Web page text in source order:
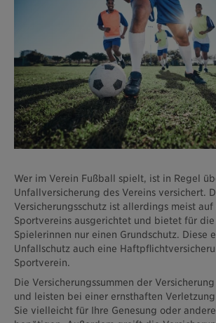
Wer im Verein Fußball spielt, ist in Regel
Unfallversicherung des Vereins versichert.
Versicherungsschutz ist allerdings meist auf
Sportvereins ausgerichtet und bietet für
Spielerinnen nur einen Grundschutz. Diese
Unfallschutz auch eine
Sportverein.
Die Versicherungssummen der
und leisten bei einer ernsthaften
Sie vielleicht für Ihre Genesung oder